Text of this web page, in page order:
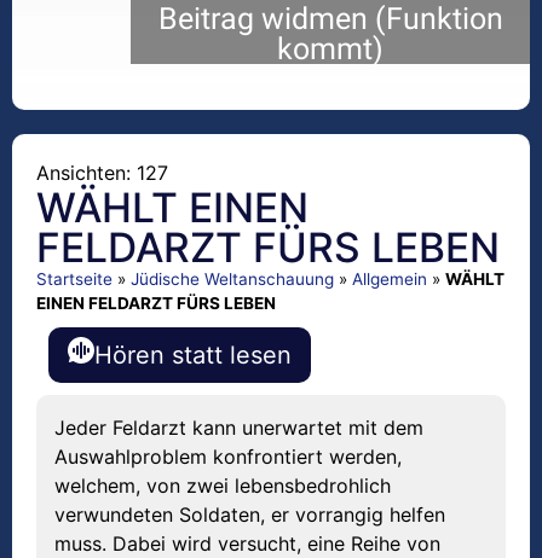
Beitrag widmen (Funktion
kommt)
Ansichten: 127
WÄHLT EINEN
FELDARZT FÜRS LEBEN
Startseite » Jüdische Weltanschauung » Allgemein » WÄHLT
EINEN FELDARZT FÜRS LEBEN
Hören statt lesen
Jeder Feldarzt kann unerwartet mit dem
Auswahlproblem konfrontiert werden,
welchem, von zwei lebensbedrohlich
verwundeten Soldaten, er vorrangig helfen
muss. Dabei wird versucht, eine Reihe von